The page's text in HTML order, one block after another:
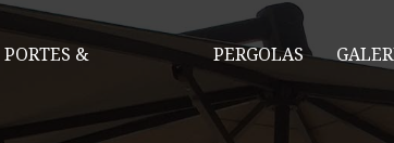
PORTES & PERGOLAS